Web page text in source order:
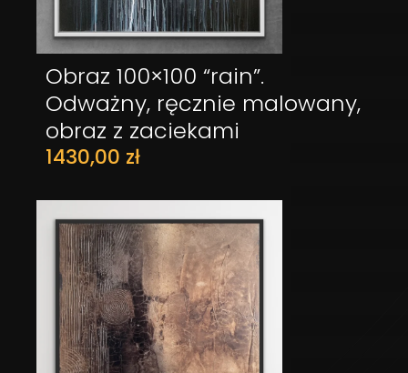
Obraz 100×100 “rain”.
Odważny, ręcznie malowany,
obraz z zaciekami
1430,00 zł
DODAJ DO KOSZYKA